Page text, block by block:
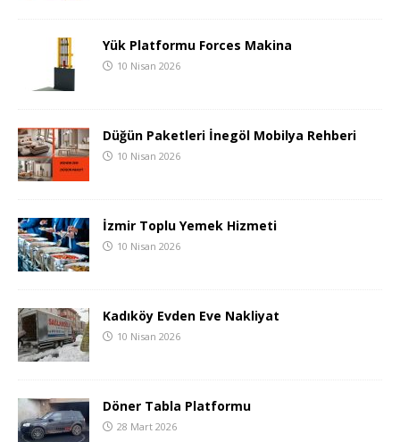
Yük Platformu Forces Makina
10 Nisan 2026
Düğün Paketleri İnegöl Mobilya Rehberi
10 Nisan 2026
İzmir Toplu Yemek Hizmeti
10 Nisan 2026
Kadıköy Evden Eve Nakliyat
10 Nisan 2026
Döner Tabla Platformu
28 Mart 2026